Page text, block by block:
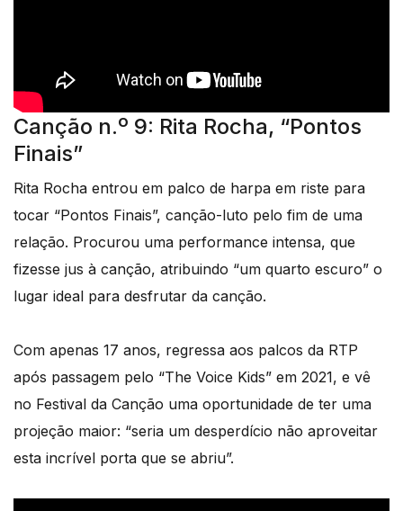
Canção n.º 9: Rita Rocha, “Pontos
Finais”
Rita Rocha entrou em palco de harpa em riste para
tocar “Pontos Finais”, canção-luto pelo fim de uma
relação. Procurou uma performance intensa, que
fizesse jus à canção, atribuindo “um quarto escuro” o
lugar ideal para desfrutar da canção.
Com apenas 17 anos, regressa aos palcos da RTP
após passagem pelo “The Voice Kids” em 2021, e vê
no Festival da Canção uma oportunidade de ter uma
projeção maior: “seria um desperdício não aproveitar
esta incrível porta que se abriu”.